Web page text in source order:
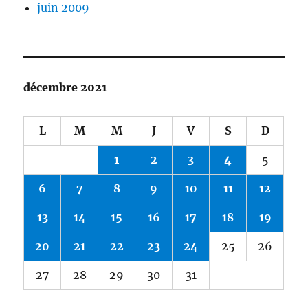
juin 2009
décembre 2021
L M M J V S D
1 2 3 4 5
6 7 8 9 10 11 12
13 14 15 16 17 18 19
20 21 22 23 24 25 26
27 28 29 30 31